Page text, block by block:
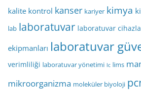
kalite kontrol kanser kariyer kimya
lab laboratuvar laboratuvar
ekipmanları laboratuvar
verimliliği laboratuvar yönetimi lc lims
mikroorganizma moleküler biyoloji